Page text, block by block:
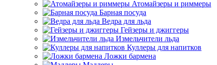
Атомайзеры и риммеры
Барная посуда
Ведра для льда
Гейзеры и джиггеры
Измельчители льда
Куллеры для напитков
Ложки бармена